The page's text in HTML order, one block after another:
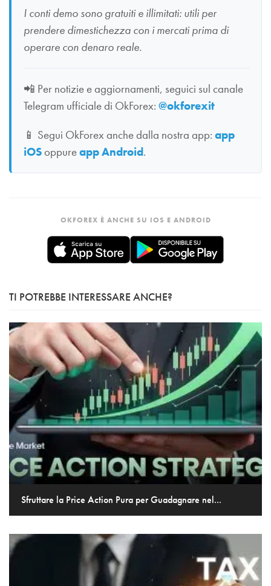
I conti demo sono gratuiti e illimitati: utili per
prendere dimestichezza con i mercati prima di
operare con denaro reale.
📲 Per notizie e aggiornamenti, seguici sul canale
Telegram ufficiale di OkForex: @okforexit
📱 Segui OkForex anche dalla nostra app: app
iOSoppureapp Android.
OKFOREX È ANCHE SU IOS E ANDROID
TI POTREBBE INTERESSARE ANCHE?
Sfruttare la Price Action Pura per Guadagnare nel...